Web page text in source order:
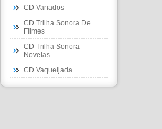
CD Variados
CD Trilha Sonora De
Filmes
CD Trilha Sonora
Novelas
CD Vaqueijada